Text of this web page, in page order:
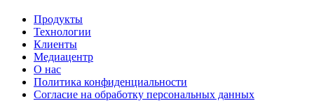
Продукты
Технологии
Клиенты
Медиацентр
О нас
Политика конфиденциальности
Согласие на обработку персональных данных